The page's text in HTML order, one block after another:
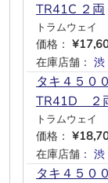
TR41C ２両
トラムウェイ
価格：
在庫店舗： 渋
タキ４５
TR41D ２
トラムウェイ
価格：
在庫店舗： 渋
タキ４５０